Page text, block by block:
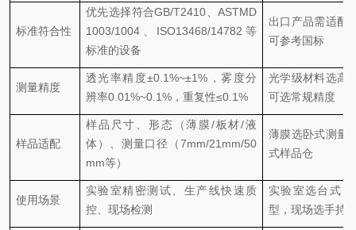
标准符合性
优先选择符合GB/T2410、ASTMD
1003/1004、ISO13468/14782等
标准的设备
出口产品需适配
可参考国标
测量精度
透光率精度±0.1%~±1%，雾度分
辨率0.01%~0.1%，重复性≤0.1%
光学级材料选高
可选常规精度
样品适配
样品尺寸、形态（薄膜/板材/液
体）、测量口径（7mm/21mm/50
mm等）
薄膜选卧式测量
式样品仓
使用场景
实验室精密测试、生产线快速质
控、现场检测
实验室选台式
型，现场选手持